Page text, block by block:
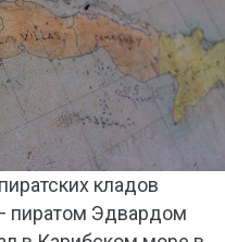
кладов
пиратом Эдвардом